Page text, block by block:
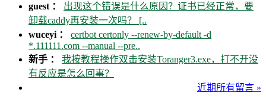
guest ： 出现这个错误是什么原因？证书已经正常，要
卸载caddy再安装一次吗？ [..
wuceyi ： certbot certonly --renew-by-default -d
*.111111.com --manual --pre..
新手 ： 我按教程操作双击安装Toranger3.exe，打不开没
有反应是怎么回事？
近期所有留言 »